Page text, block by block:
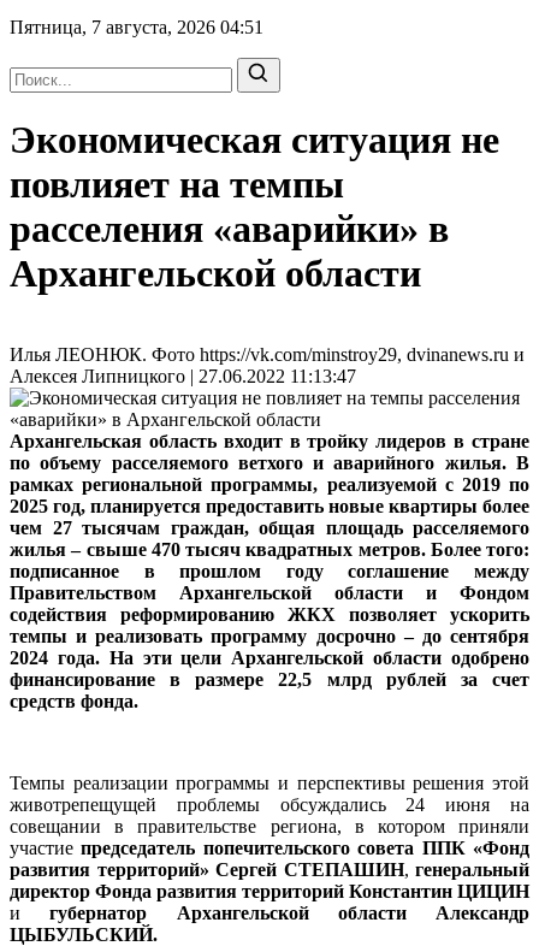
Пятница, 7 августа, 2026 04:51
Экономическая ситуация не
повлияет на темпы
расселения «аварийки» в
Архангельской области
Илья ЛЕОНЮК. Фото https://vk.com/minstroy29, dvinanews.ru и
Алексея Липницкого | 27.06.2022 11:13:47
Архангельская область входит в тройку лидеров в стране
по объему расселяемого ветхого и аварийного жилья. В
рамках региональной программы, реализуемой с 2019 по
2025 год, планируется предоставить новые квартиры более
чем 27 тысячам граждан, общая площадь расселяемого
жилья – свыше 470 тысяч квадратных метров. Более того:
подписанное в прошлом году соглашение между
Правительством Архангельской области и Фондом
содействия реформированию ЖКХ позволяет ускорить
темпы и реализовать программу досрочно – до сентября
2024 года. На эти цели Архангельской области одобрено
финансирование в размере 22,5 млрд рублей за счет
средств фонда.
Темпы реализации программы и перспективы решения этой
животрепещущей проблемы обсуждались 24 июня на
совещании в правительстве региона, в котором приняли
участиепредседатель попечительского совета ППК «Фонд
развития территорий» Сергей СТЕПАШИН, генеральный
директор Фонда развития территорий Константин ЦИЦИН
и губернатор Архангельской области Александр
ЦЫБУЛЬСКИЙ.